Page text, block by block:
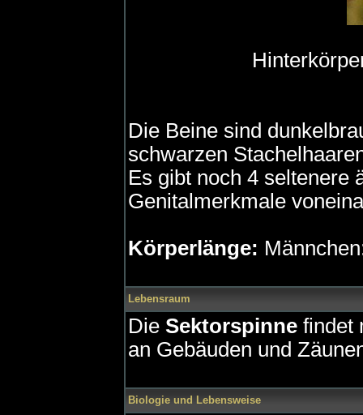
Die Beine sind
schwarzen
Es gibt noch 4 seltenere
Genitalmerkmale
Körperlänge:
Lebensraum
Die Sektorspinne findet
an Gebäuden und
Biologie und Lebensweise